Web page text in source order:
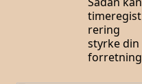
timeregist
rering
styrke din
forretning